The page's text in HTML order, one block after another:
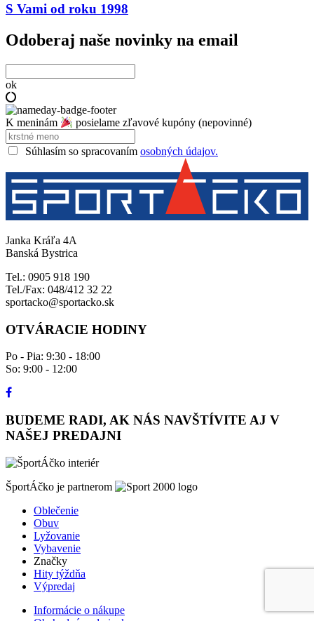
S Vami od roku 1998
Odoberaj naše novinky na email
ok
K meninám posielame zľavové kupóny (nepovinné)
Súhlasím so spracovaním osobných údajov.
Janka Kráľa 4A
Banská Bystrica
Tel.: 0905 918 190
Tel./Fax: 048/412 32 22
sportacko@sportacko.sk
OTVÁRACIE HODINY
Po - Pia: 9:30 - 18:00
So: 9:00 - 12:00
BUDEME RADI, AK NÁS NAVŠTÍVITE AJ V
NAŠEJ PREDAJNI
ŠportÁčko je partnerom
Oblečenie
Obuv
Lyžovanie
Vybavenie
Značky
Hity týždňa
Výpredaj
Informácie o nákupe